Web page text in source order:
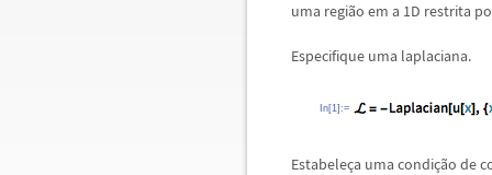
uma região em a 1D restrita
Especifique uma laplaciana.
In[1]:=
Estabeleça uma condição de